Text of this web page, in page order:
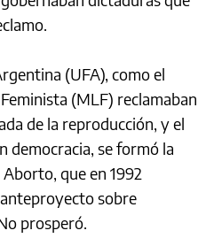
(UFA), como el
(MLF) reclamaban
de la reproducción, y el
democracia, se formó la
que en 1992
sobre
prosperó.